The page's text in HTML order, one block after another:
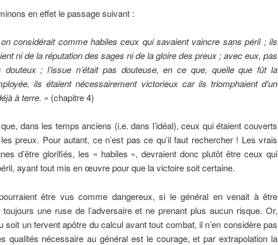
en effet le passage suivant :
considérait comme habiles ceux qui savaient vaincre sans péril ; ils
ni de la réputation des sages ni de la gloire des preux ; avec eux, pas
douteux ; l’issue n’était pas douteuse, en ce que, quelle que fût la
ils étaient nécessairement victorieux car ils triomphaient d’un
à terre. » (chapitre 4)
dans les temps anciens (i.e. dans l’idéal), ceux qui étaient couverts
preux. Pour autant, ce n’est pas ce qu’il faut rechercher ! Les vrais
d’être glorifiés, les « habiles », devraient donc plutôt être ceux qui
ayant tout mis en œuvre pour que la victoire soit certaine.
être vus comme dangereux, si le général en venait à être
toujours une ruse de l’adversaire et ne prenant plus aucun risque. Or,
soit un fervent apôtre du calcul avant tout combat, il n’en considère pas
qualités nécessaire au général est le courage, et par extrapolation la